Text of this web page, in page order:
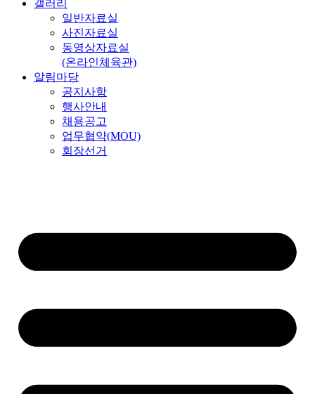
갤러리
일반자료실
사진자료실
동영상자료실
(온라인체육관)
알림마당
공지사항
행사안내
채용공고
업무협약(MOU)
회장선거